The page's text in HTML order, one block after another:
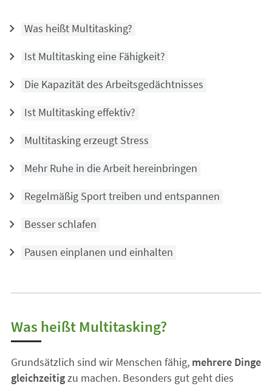
Was heißt Multitasking?
Ist Multitasking eine Fähigkeit?
Die Kapazität des Arbeitsgedächtnisses
Ist Multitasking effektiv?
Multitasking erzeugt Stress
Mehr Ruhe in die Arbeit hereinbringen
Regelmäßig Sport treiben und entspannen
Besser schlafen
Pausen einplanen und einhalten
Was heißt Multitasking?
Grundsätzlich sind wir Menschen fähig, mehrere Dinge
gleichzeitigzu machen. Besonders gut geht dies